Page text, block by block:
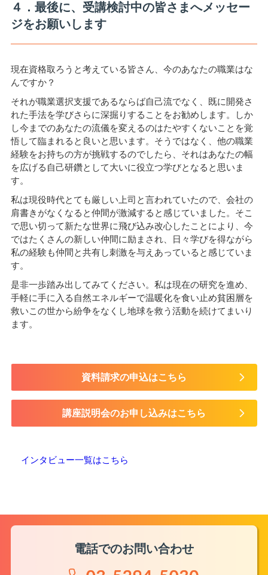
４．最後に、受講検討中の皆さまへメッセー
ジをお願いします
現在資格取ろうと考えている皆さん、今のあなたの職業はな
んですか？
それが職業選択支援であるならば自己流でなく、既に開発さ
れた手法を学びさらに深掘りすることをお勧めします。しか
し今までのあなたの流儀を変えるのはたやすくないことを覚
悟して臨まれると良いと思います。そうではなく、他の職業
経験をお持ちの方が挑戦するのでしたら、それはあなたの幅
を広げる自己研鑽として大いに役立つ学びとなると思いま
す。
私は現役時代とても厳しい上司と言われていたので、会社の
肩書きがなくなると仲間が激減すると感じていました。そこ
で思い切って新たな世界に飛び込み改心したことにより、今
ではたくさんの新しい仲間に励まされ、日々学びを得ながら
私の経験も仲間と共有し刺激を与えあっていると感じていま
す。
是非一歩踏み出してみてください。私は現在の研究を進め、
手軽に手に入る自然エネルギーで温暖化を食い止め貧困層を
救いこの世から紛争をなくし地球を救う活動を続けてまいり
ます。
資料請求の申込はこちら
講座説明会のお申し込みはこちら
インタビュー一覧はこちら
電話でのお問い合わせ